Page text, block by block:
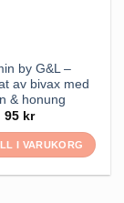
by G&L –
av bivax med
& honung
95 kr
I VARUKORG